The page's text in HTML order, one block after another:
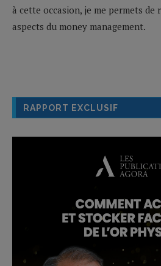
à cette occasion, je me permets de
aspects du money management.
RAPPORT EXCLUSIF